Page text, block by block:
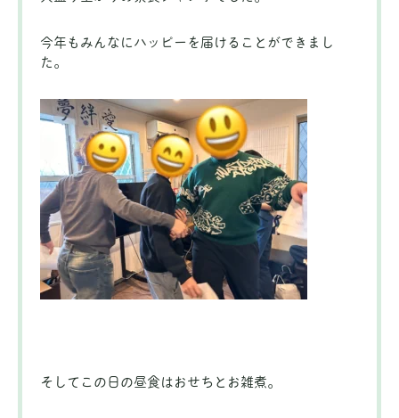
今年もみんなにハッピーを届けることができまし
た。
そしてこの日の昼食はおせちとお雑煮。